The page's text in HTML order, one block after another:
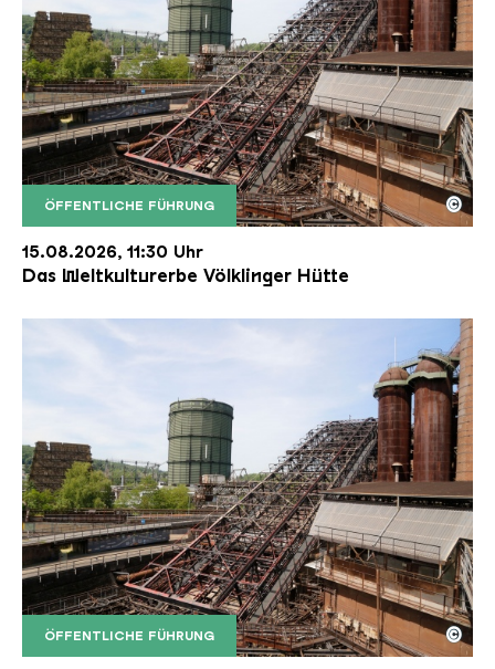
ÖFFENTLICHE FÜHRUNG
Der Erzschrägaufzug der Völklinger Hütte mit
Copyright: Weltkulturerbe Völklinger Hütte | Karl
©
15.08.2026, 11:30 Uhr
Das Weltkulturerbe Völklinger Hütte
ÖFFENTLICHE FÜHRUNG
Der Erzschrägaufzug der Völklinger Hütte mit
Copyright: Weltkulturerbe Völklinger Hütte | Karl
©